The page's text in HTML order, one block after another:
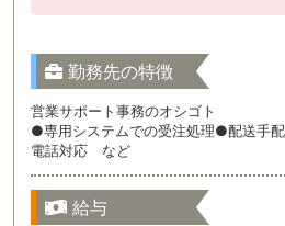
勤務先の特徴
営業サポート事務のオシゴト
●専用システムでの受注処理●配送手
電話対応 など
給与